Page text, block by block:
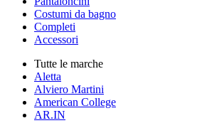
Costumi da bagno
Completi
Accessori
Tutte le marche
Aletta
Alviero Martini
American College
AR.IN